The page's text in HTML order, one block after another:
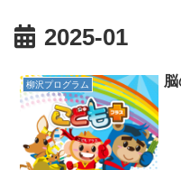
2025-01
柳沢プログラム